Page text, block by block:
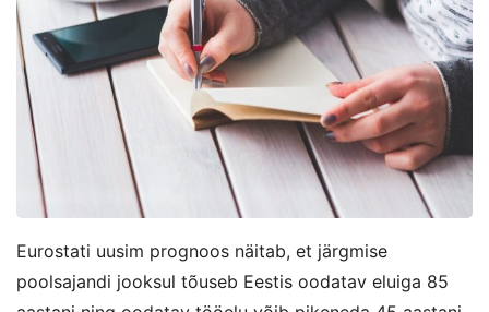
Eurostati uusim prognoos näitab, et järgmise
poolsajandi jooksul tõuseb Eestis oodatav eluiga 85